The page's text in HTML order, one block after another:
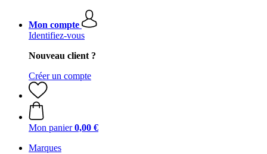
Mon compte
Identifiez-vous
Nouveau client ?
Créer un compte
Mon panier 0,00 €
Marques